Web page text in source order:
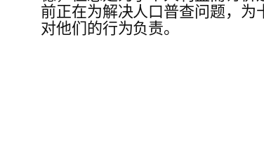
前正在为解决人口普查问题，为
对他们的行为负责。